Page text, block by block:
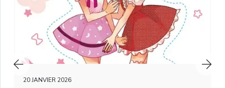
20 JANVIER 2026